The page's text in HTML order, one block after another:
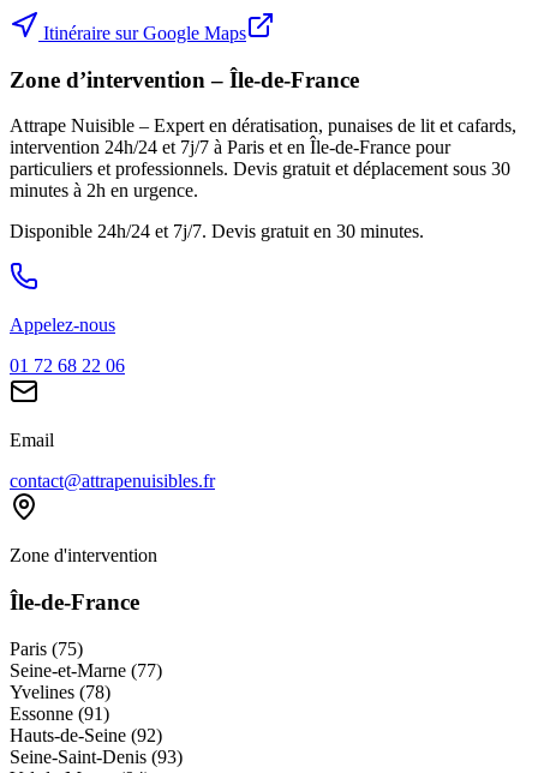
Itinéraire sur Google Maps
Zone d’intervention – Île-de-France
Attrape Nuisible – Expert en dératisation, punaises de lit et cafards,
intervention 24h/24 et 7j/7 à Paris et en Île-de-France pour
particuliers et professionnels. Devis gratuit et déplacement sous 30
minutes à 2h en urgence.
Disponible 24h/24 et 7j/7. Devis gratuit en 30 minutes.
Appelez-nous
01 72 68 22 06
Email
contact@attrapenuisibles.fr
Zone d'intervention
Île-de-France
Paris (75)
Seine-et-Marne (77)
Yvelines (78)
Essonne (91)
Hauts-de-Seine (92)
Seine-Saint-Denis (93)